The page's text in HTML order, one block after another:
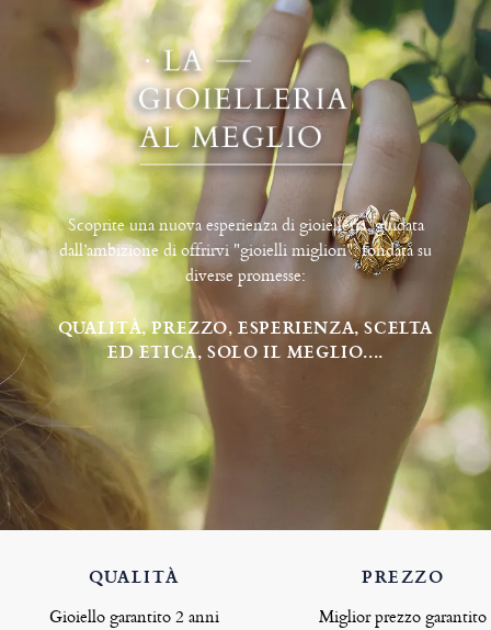
Scoprite una nuova esperienza di gioielleria, guidata
dall’ambizione di offrirvi "gioielli migliori", fondata su
diverse promesse:
QUALITÀ, PREZZO, ESPERIENZA, SCELTA
ED ETICA, SOLO IL MEGLIO....
QUALITÀ
Gioiello garantito 2 anni
PREZZO
Miglior prezzo garantito